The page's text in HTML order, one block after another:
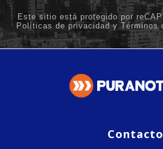
Contacto